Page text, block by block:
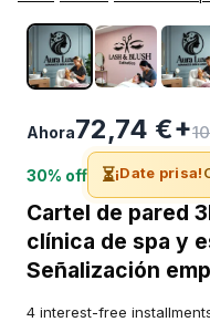
‹
Ahora72,74 €+
30% off ⏳¡Date prisa!
Cartel de pared
clínica de spa y
Señalización
4 interest-free